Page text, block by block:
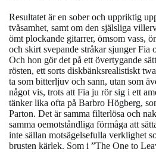
Resultatet är en sober och uppriktig
tvåsamhet, samt om den själsliga
ömt plockande gitarrer, ömsom vass,
och skirt svepande stråkar sjunger Fia
Och hon gör det på ett övertygande
rösten, ett sorts diskbänksrealistiskt
ta som bitterljuv och sann, utan som
något vis, trots att Fia ju rör sig i ett
tänker lika ofta på Barbro Högberg,
Parton. Det är samma filterlösa och
samma oemotståndliga förmåga att
inte sällan motsägelsefulla verklighet
brusten kärlek. Som i ”The One to